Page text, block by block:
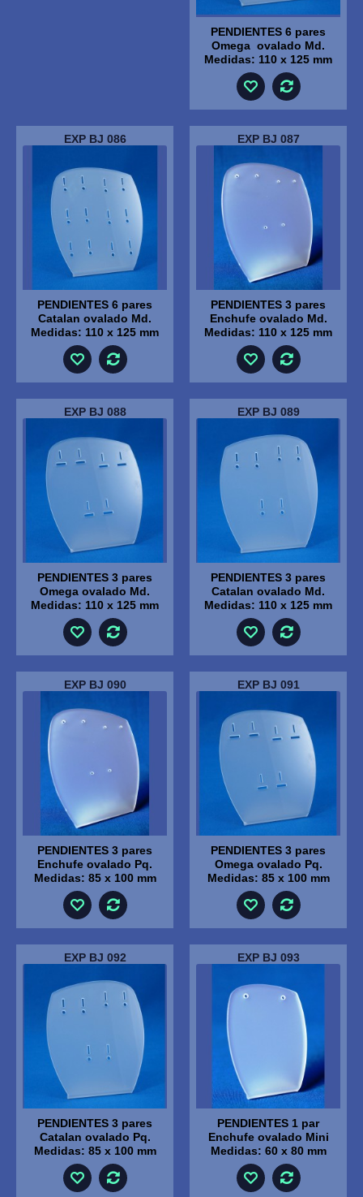
PENDIENTES 6 pares
Omega ovalado Md.
Medidas: 110 x 125 mm
EXP BJ 086
PENDIENTES 6 pares
Catalan ovalado Md.
Medidas: 110 x 125 mm
EXP BJ 087
PENDIENTES 3 pares
Enchufe ovalado Md.
Medidas: 110 x 125 mm
EXP BJ 088
PENDIENTES 3 pares
Omega ovalado Md.
Medidas: 110 x 125 mm
EXP BJ 089
PENDIENTES 3 pares
Catalan ovalado Md.
Medidas: 110 x 125 mm
EXP BJ 090
PENDIENTES 3 pares
Enchufe ovalado Pq.
Medidas: 85 x 100 mm
EXP BJ 091
PENDIENTES 3 pares
Omega ovalado Pq.
Medidas: 85 x 100 mm
EXP BJ 092
PENDIENTES 3 pares
Catalan ovalado Pq.
Medidas: 85 x 100 mm
EXP BJ 093
PENDIENTES 1 par
Enchufe ovalado Mini
Medidas: 60 x 80 mm